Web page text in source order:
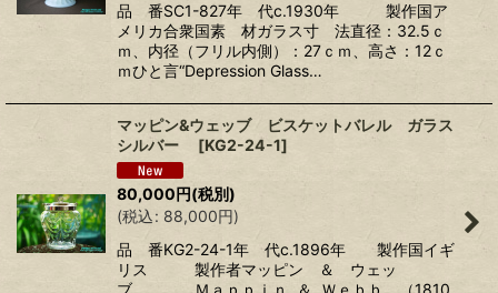
品 番SC1-827年 代c.1930年 製作国ア
メリカ合衆国素 材ガラス寸 法直径：32.5ｃ
ｍ、内径（フリル内側）：27ｃｍ、高さ：12ｃ
ｍひと言“Depression Glass…
マッピン&ウェッブ ビスケットバレル ガラス
シルバー
[KG2-24-1]
80,000円(税別)
(税込: 88,000円)
品 番KG2-24-1年 代c.1896年 製作国イギ
リス 製作者マッピン ＆ ウェッ
ブ Ｍａｐｐｉｎ ＆ Ｗｅｂｂ （1810